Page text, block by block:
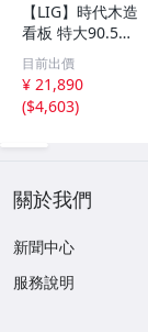
【LIG】時代木造
看板 特大90.5㎝
金彩 本舗 高田徳
左衛門 古美術品
2606.676
目前出價
¥ 21,890
($4,603)
關於我們
新聞中心
服務說明